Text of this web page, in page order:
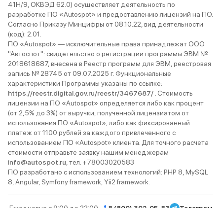
41Н/9, ОКВЭД 62.0) осуществляет деятельность по
разработке ПО «Autospot» и предоставлению лицензий на ПО.
Согласно Приказу Минцифры от 08.10.22, вид деятельности
(код): 2.01.
ПО «Autospot» — исключительные права принадлежат ООО
"Автоспот": свидетельство о регистрации программы ЭВМ №
2018618687, внесена в Реестр программ для ЭВМ, реестровая
запись № 28745 от 09.07.2025 г. Функциональные
характеристики Программы указаны по ссылке:
https://reestr.digital.gov.ru/reestr/3467687/ . Стоимость
лицензии на ПО «Autospot» определяется либо как процент
(от 2,5% до 3%) от выручки, полученной лицензиатом от
использования ПО «Autospot», либо как фиксированный
платеж от 1100 рублей за каждого привлеченного с
использованием ПО «Autospot» клиента. Для точного расчета
стоимости отправьте заявку нашим менеджерам
info@autospot.ru , тел. +78003020583
ПО разработано с использованием технологий: PHP 8, MySQL
8, Angular, Symfony framework, Yii2 framework.